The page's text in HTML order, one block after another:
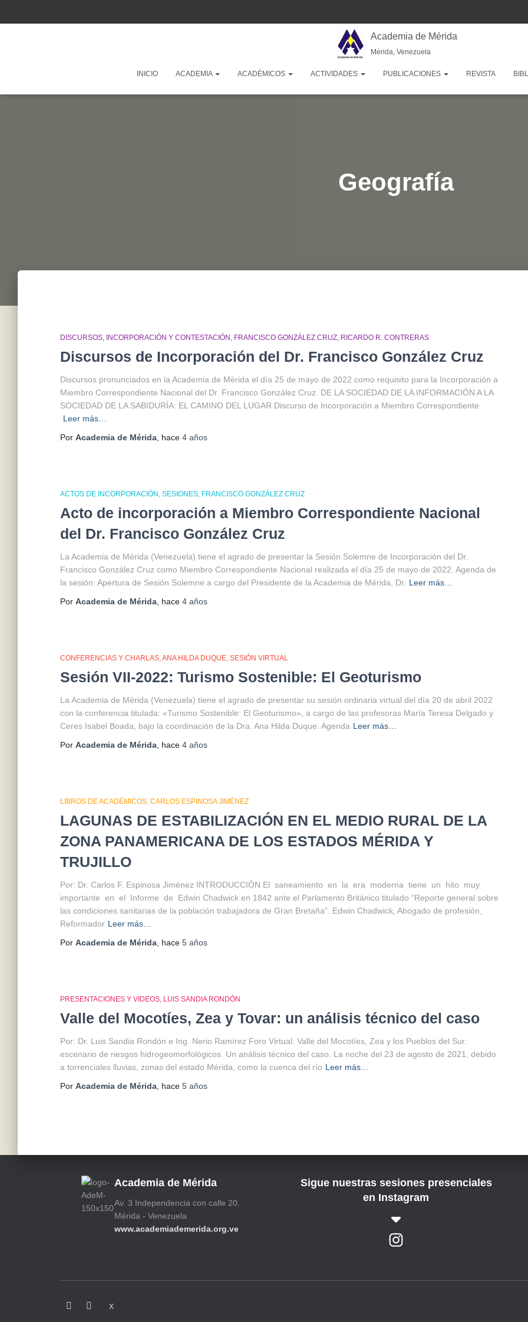
Academia de Mérida
Mérida, Venezuela
INICIO ACADEMIA ACADÉMICOS ACTIVIDADES PUBLICACIONES REVISTA
Geografía
DISCURSOS INCORPORACIÓN Y CONTESTACIÓN FRANCISCO GONZÁLEZ CRUZ RICARDO R. CONTRERAS
Discursos de Incorporación del Dr. Francisco González Cruz
Discursos pronunciados en la Academia de Mérida el día 25 de mayo de 2022 como requisito para la Incorporación a
Miembro Correspondiente Nacional del Dr. Francisco González Cruz. DE LA SOCIEDAD DE LA INFORMACIÓN A LA
SOCIEDAD DE LA SABIDURÍA: EL CAMINO DEL LUGAR Discurso de Incorporación a Miembro Correspondiente
Leer más…
Por Academia de Mérida , hace 4 años
ACTOS DE INCORPORACIÓN SESIONES FRANCISCO GONZÁLEZ CRUZ
Acto de incorporación a Miembro Correspondiente Nacional
del Dr. Francisco González Cruz
La Academia de Mérida (Venezuela) tiene el agrado de presentar la Sesión Solemne de Incorporación del Dr.
Francisco González Cruz como Miembro Correspondiente Nacional realizada el día 25 de mayo de 2022. Agenda de
la sesión: Apertura de Sesión Solemne a cargo del Presidente de la Academia de Mérida, Dr. Leer más…
Por Academia de Mérida , hace 4 años
CONFERENCIAS Y CHARLAS ANA HILDA DUQUE SESIÓN VIRTUAL
Sesión VII-2022: Turismo Sostenible: El Geoturismo
La Academia de Mérida (Venezuela) tiene el agrado de presentar su sesión ordinaria virtual del día 20 de abril 2022
con la conferencia titulada: «Turismo Sostenible: El Geoturismo», a cargo de las profesoras María Teresa Delgado y
Ceres Isabel Boada, bajo la coordinación de la Dra. Ana Hilda Duque. Agenda Leer más…
Por Academia de Mérida , hace 4 años
LIBROS DE ACADÉMICOS CARLOS ESPINOSA JIMÉNEZ
LAGUNAS DE ESTABILIZACIÓN EN EL MEDIO RURAL DE LA
ZONA PANAMERICANA DE LOS ESTADOS MÉRIDA Y
TRUJILLO
Por: Dr. Carlos F. Espinosa Jiménez INTRODUCCIÓN El saneamiento en la era moderna tiene un hito muy
importante en el Informe de Edwin Chadwick en 1842 ante el Parlamento Británico titulado “Reporte general sobre
las condiciones sanitarias de la población trabajadora de Gran Bretaña”. Edwin Chadwick, Abogado de profesión,
Reformador Leer más…
Por Academia de Mérida , hace 5 años
PRESENTACIONES Y VIDEOS LUIS SANDIA RONDÓN
Valle del Mocotíes, Zea y Tovar: un análisis técnico del caso
Por: Dr. Luis Sandia Rondón e Ing. Nerio Ramírez Foro Virtual: Valle del Mocotíes, Zea y los Pueblos del Sur:
escenario de riesgos hidrogeomorfológicos. Un análisis técnico del caso. La noche del 23 de agosto de 2021, debido
a torrenciales lluvias, zonas del estado Mérida, como la cuenca del río Leer más…
Por Academia de Mérida , hace 5 años
Academia de Mérida
Av. 3 Independencia con calle 20.
Mérida - Venezuela
www.academiademerida.org.ve
Sigue nuestras sesiones presenciales
en Instagram
X